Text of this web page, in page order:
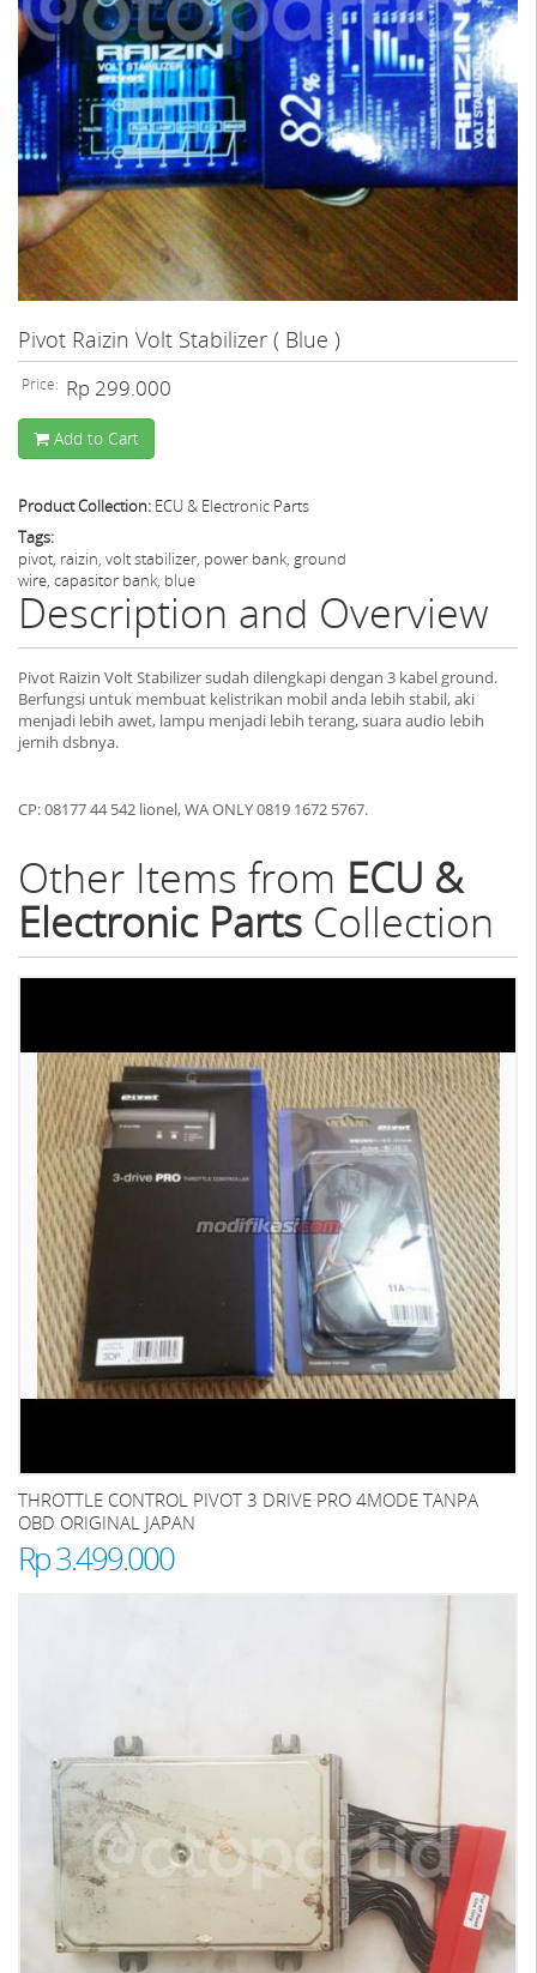
Pivot Raizin Volt Stabilizer ( Blue )
Price: Rp 299.000
Add to Cart
Product Collection: ECU & Electronic Parts
Tags:
pivot, raizin, volt stabilizer, power bank, ground
wire, capasitor bank, blue
Description and Overview
Pivot Raizin Volt Stabilizer sudah dilengkapi dengan 3 kabel ground.
Berfungsi untuk membuat kelistrikan mobil anda lebih stabil, aki
menjadi lebih awet, lampu menjadi lebih terang, suara audio lebih
jernih dsbnya.
CP: 08177 44 542 lionel, WA ONLY 0819 1672 5767.
Other Items from ECU &
Electronic Parts Collection
THROTTLE CONTROL PIVOT 3 DRIVE PRO 4MODE TANPA
OBD ORIGINAL JAPAN
Rp 3.499.000